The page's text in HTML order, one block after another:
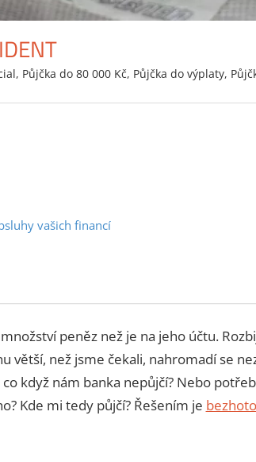
, Půjčka do 80 000 Kč, Půjčka do výplaty,
vašich financí
peněz než je na jeho účtu.
než jsme čekali, nahromadí se
co když nám banka nepůjčí? Nebo
Kde mi tedy půjčí? Řešením je